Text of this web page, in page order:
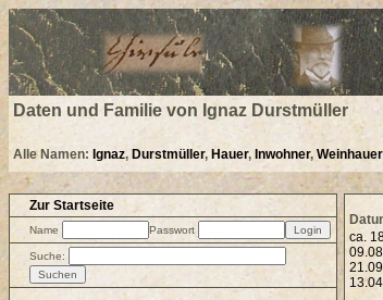
.
Daten und Familie von Ignaz Durstmüller
Alle Namen: Ignaz, Durstmüller, Hauer, Inwohner, Weinhauer
Zur Startseite
Name Passwort
Suche:
ca.